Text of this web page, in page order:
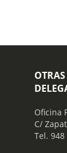
Oficina
C/
Tel.